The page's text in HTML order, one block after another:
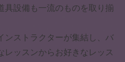
具設備も一流のものを取り揃
ンストラクターが集結し、バ
レッスンからお好きなレッス